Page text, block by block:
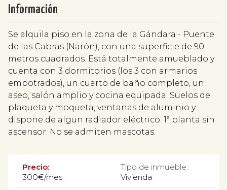
Información
Se alquila piso en la zona de la Gándara - Puente
de las Cabras (Narón), con una superficie de 90
metros cuadrados. Está totalmente amueblado y
cuenta con 3 dormitorios (los 3 con armarios
empotrados), un cuarto de baño completo, un
aseo, salón amplio y cocina equipada. Suelos de
plaqueta y moqueta, ventanas de aluminio y
dispone de algun radiador eléctrico. 1ª planta sin
ascensor. No se admiten mascotas.
Precio:
300€/mes
Tipo de inmueble:
Vivienda